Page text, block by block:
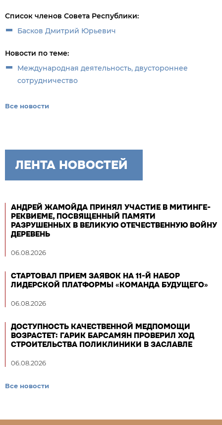
Список членов Совета Республики:
Басков Дмитрий Юрьевич
Новости по теме:
Международная деятельность, двустороннее
сотрудничество
Все новости
ЛЕНТА НОВОСТЕЙ
АНДРЕЙ ЖАМОЙДА ПРИНЯЛ УЧАСТИЕ В МИТИНГЕ-
РЕКВИЕМЕ, ПОСВЯЩЕННЫЙ ПАМЯТИ
РАЗРУШЕННЫХ В ВЕЛИКУЮ ОТЕЧЕСТВЕННУЮ ВОЙНУ
ДЕРЕВЕНЬ
06.08.2026
СТАРТОВАЛ ПРИЕМ ЗАЯВОК НА 11-Й НАБОР
ЛИДЕРСКОЙ ПЛАТФОРМЫ «КОМАНДА БУДУЩЕГО»
06.08.2026
ДОСТУПНОСТЬ КАЧЕСТВЕННОЙ МЕДПОМОЩИ
ВОЗРАСТЕТ: ГАРИК БАРСАМЯН ПРОВЕРИЛ ХОД
СТРОИТЕЛЬСТВА ПОЛИКЛИНИКИ В ЗАСЛАВЛЕ
06.08.2026
Все новости